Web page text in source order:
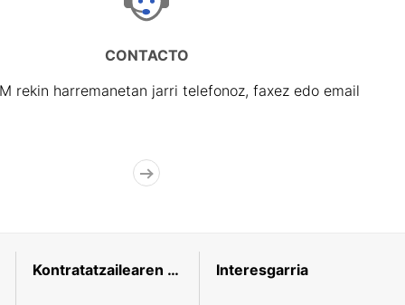
CONTACTO
rekin harremanetan jarri telefonoz, faxez edo email
Kontratatzailearen profila Interesgarria